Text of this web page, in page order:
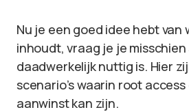
Nu je een goed idee hebt van
inhoudt, vraag je je
daadwerkelijk nuttig is. Hier
scenario’s waarin root
aanwinst kan zijn.